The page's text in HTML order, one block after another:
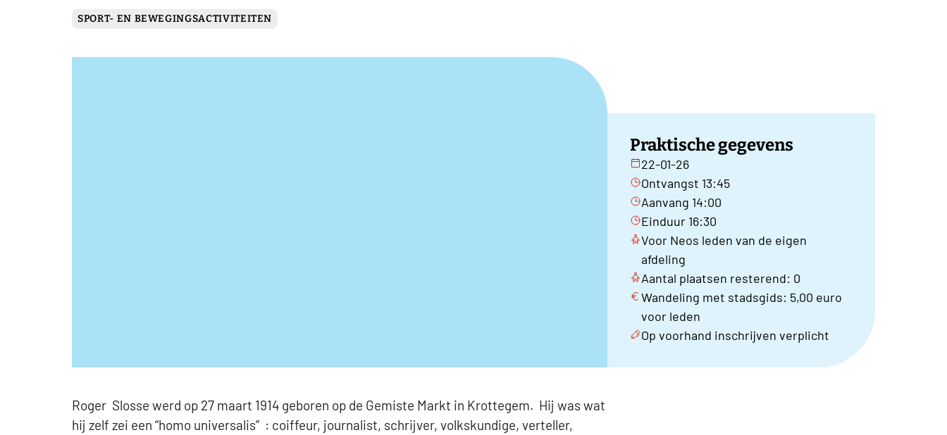
SPORT- EN BEWEGINGSACTIVITEITEN
Praktische gegevens
22-01-26
Ontvangst 13:45
Aanvang 14:00
Einduur 16:30
Voor Neos leden van de eigen
afdeling
Aantal plaatsen resterend: 0
Wandeling met stadsgids: 5,00 euro
voor leden
Op voorhand inschrijven verplicht
Roger Slosse werd op 27 maart 1914 geboren op de Gemiste Markt in Krottegem. Hij was wat
hij zelf zei een “homo universalis” : coiffeur, journalist, schrijver, volkskundige, verteller,